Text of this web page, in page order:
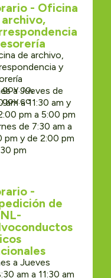
- Oficina
de archivo,
y
a Jueves de
am a 11:30 am y
pm a 5:00 pm
de 7:30 am a
pm y de 2:00 pm
pm
-
de
a Jueves
am a 11:30 am